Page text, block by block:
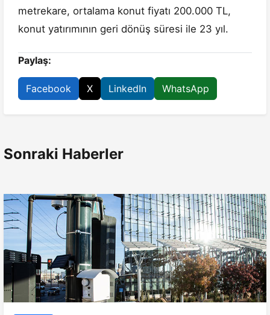
metrekare, ortalama konut fiyatı 200.000 TL,
konut yatırımının geri dönüş süresi ile 23 yıl.
Paylaş:
Facebook X LinkedIn WhatsApp
Sonraki Haberler